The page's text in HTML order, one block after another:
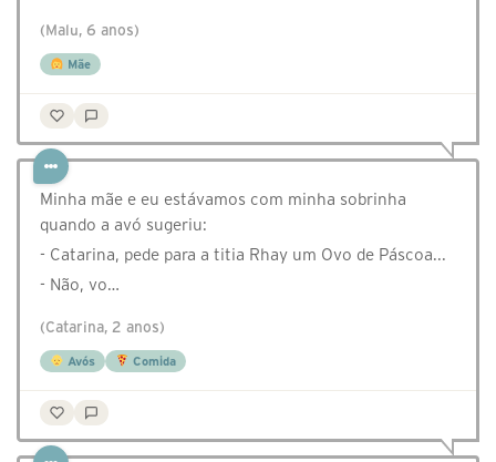
(Malu, 6 anos)
Mãe
Minha mãe e eu estávamos com minha sobrinha
quando a avó sugeriu:
- Catarina, pede para a titia Rhay um Ovo de Páscoa...
- Não, vo…
(Catarina, 2 anos)
Avós Comida